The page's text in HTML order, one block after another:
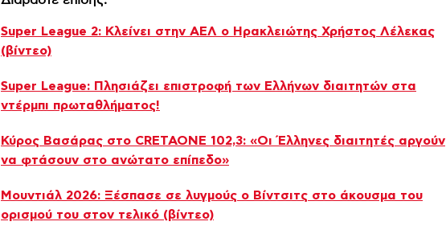
Super League 2: Κλείνει στην ΑΕΛ ο Ηρακλειώτης Χρήστος Λέλεκας
(βίντεο)
Super League: Πλησιάζει επιστροφή των Ελλήνων διαιτητών στα
ντέρμπι πρωταθλήματος!
Κύρος Βασάρας στο CRETAONE 102,3: «Οι Έλληνες διαιτητές αργούν
να φτάσουν στο ανώτατο επίπεδο»
Μουντιάλ 2026: Ξέσπασε σε λυγμούς ο Βίντσιτς στο άκουσμα του
ορισμού του στον τελικό (βίντεο)